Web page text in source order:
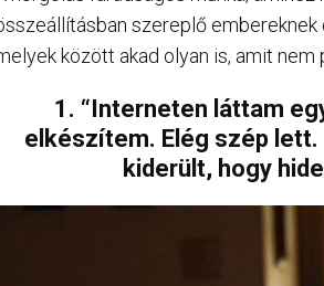
szereplő embereknek
között akad olyan is, amit nem
1. “Interneten láttam
elkészítem. Elég szép
kiderült, hogy